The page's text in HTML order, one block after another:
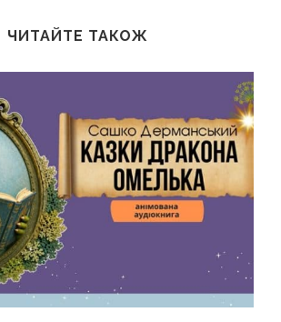
ЧИТАЙТЕ ТАКОЖ